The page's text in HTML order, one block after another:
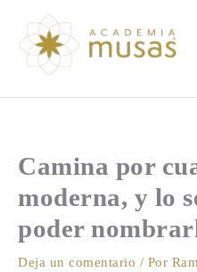
contenido
Camina por
moderna, y lo
poder
Deja un comentario / Por